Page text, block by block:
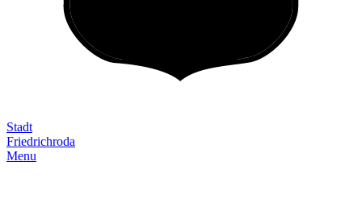
Stadt
Friedrich­roda
Menu